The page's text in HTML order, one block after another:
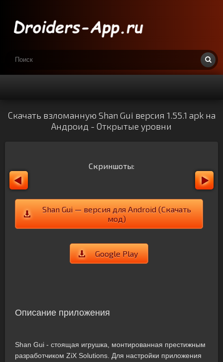
Скачать взломанную Shan Gui версия 1.55.1 apk на
Андроид - Открытые уровни
Скриншоты:
Shan Gui — версия для Android (Скачать
мод)
Google Play
Описание приложения
Shan Gui - стоящая игрушка, монтированная престижным
разработчиком ZiX Solutions. Для настройки приложения